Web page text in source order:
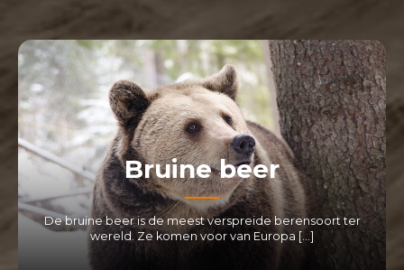
Bruine beer
De bruine beer is de meest verspreide berensoort ter
wereld. Ze komen voor van Europa […]